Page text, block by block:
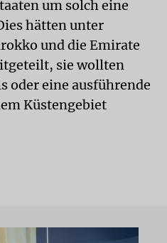
um solch eine
hätten unter
und die Emirate
sie wollten
oder eine ausführende
Küstengebiet